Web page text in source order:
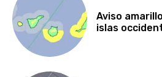
Aviso
islas